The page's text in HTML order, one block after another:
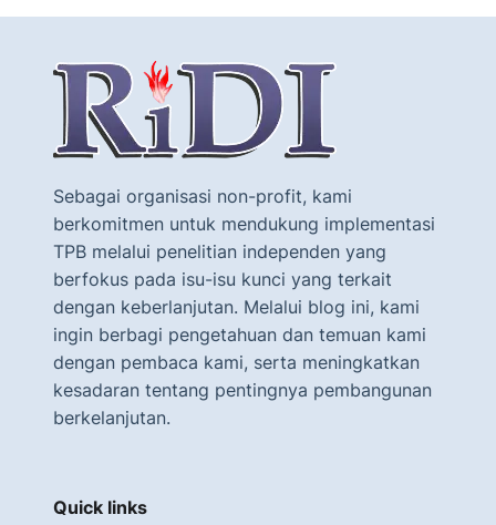
Sebagai organisasi non-profit, kami
berkomitmen untuk mendukung implementasi
TPB melalui penelitian independen yang
berfokus pada isu-isu kunci yang terkait
dengan keberlanjutan. Melalui blog ini, kami
ingin berbagi pengetahuan dan temuan kami
dengan pembaca kami, serta meningkatkan
kesadaran tentang pentingnya pembangunan
berkelanjutan.
Quick links